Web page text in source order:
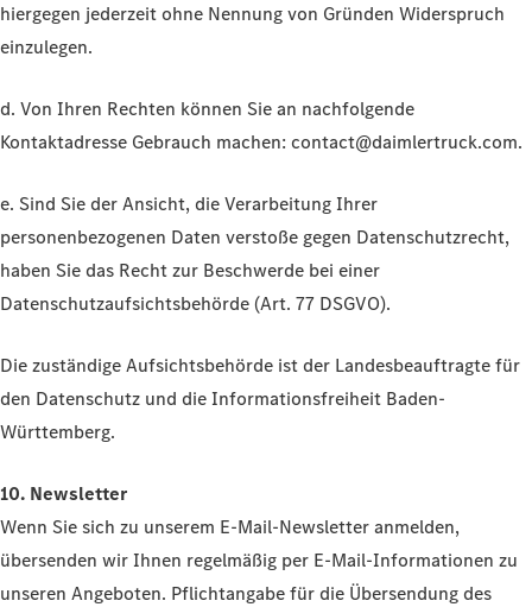
hiergegen jederzeit ohne Nennung von Gründen Widerspruch
einzulegen.
d. Von Ihren Rechten können Sie an nachfolgende
Kontaktadresse Gebrauch machen: contact@daimlertruck.com.
e. Sind Sie der Ansicht, die Verarbeitung Ihrer
personenbezogenen Daten verstoße gegen Datenschutzrecht,
haben Sie das Recht zur Beschwerde bei einer
Datenschutzaufsichtsbehörde (Art. 77 DSGVO).
Die zuständige Aufsichtsbehörde ist der Landesbeauftragte für
den Datenschutz und die Informationsfreiheit Baden-
Württemberg.
10. Newsletter
Wenn Sie sich zu unserem E-Mail-Newsletter anmelden,
übersenden wir Ihnen regelmäßig per E-Mail-Informationen zu
unseren Angeboten. Pflichtangabe für die Übersendung des